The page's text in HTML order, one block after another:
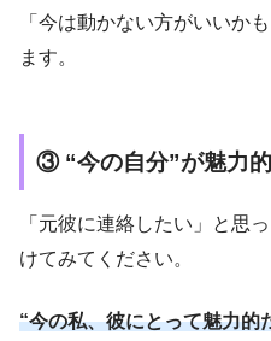
「今は動かない方がいいか
ます。
③ “今の自分”が魅力
「元彼に連絡したい」と思
けてみてください。
“今の私、彼にとって魅力的